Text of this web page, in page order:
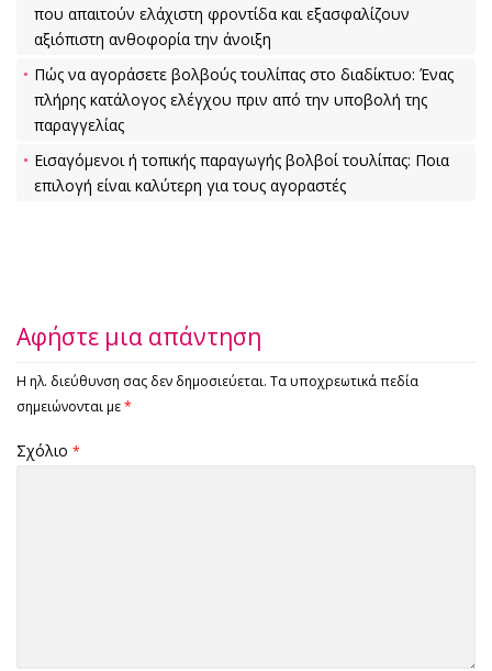
που απαιτούν ελάχιστη φροντίδα και εξασφαλίζουν
αξιόπιστη ανθοφορία την άνοιξη
Πώς να αγοράσετε βολβούς τουλίπας στο διαδίκτυο: Ένας
πλήρης κατάλογος ελέγχου πριν από την υποβολή της
παραγγελίας
Εισαγόμενοι ή τοπικής παραγωγής βολβοί τουλίπας: Ποια
επιλογή είναι καλύτερη για τους αγοραστές
Αφήστε μια απάντηση
Η ηλ. διεύθυνση σας δεν δημοσιεύεται. Τα υποχρεωτικά πεδία
σημειώνονται με*
Σχόλιο *